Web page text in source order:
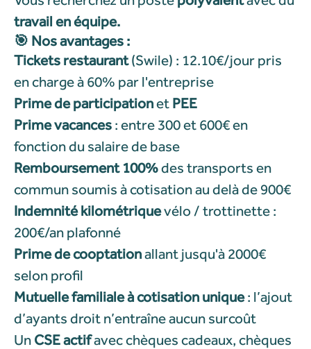
travail en équipe.
🎯 Nos avantages :
Tickets restaurant (Swile) : 12.10€/jour pris
en charge à 60% par l'entreprise
Prime de participationet PEE
Prime vacances : entre 300 et 600€ en
fonction du salaire de base
Remboursement 100%des transports en
commun soumis à cotisation au delà de 900€
Indemnité kilométriquevélo / trottinette :
200€/an plafonné
Prime de cooptationallant jusqu'à 2000€
selon profil
Mutuelle familiale à cotisation unique: l’ajout
d’ayants droit n’entraîne aucun surcoût
Un CSE actifavec chèques cadeaux, chèques